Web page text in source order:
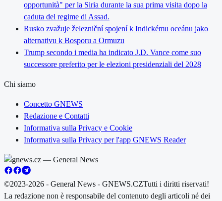
opportunità" per la Siria durante la sua prima visita dopo la
caduta del regime di Assad.
Rusko zvažuje železniční spojení k Indickému oceánu jako
alternativu k Bosporu a Ormuzu
Trump secondo i media ha indicato J.D. Vance come suo
successore preferito per le elezioni presidenziali del 2028
Chi siamo
Concetto GNEWS
Redazione e Contatti
Informativa sulla Privacy e Cookie
Informativa sulla Privacy per l'app GNEWS Reader
©2023-2026 - General News - GNEWS.CZTutti i diritti riservati!
La redazione non è responsabile del contenuto degli articoli né dei